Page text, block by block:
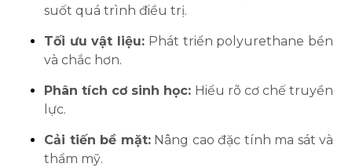
suốt quá trình điều trị.
Tối ưu vật liệu: Phát triển polyurethane bền
và chắc hơn.
Phân tích cơ sinh học: Hiểu rõ cơ chế truyền
lực.
Cải tiến bề mặt:Nâng cao đặc tính ma sát và
thẩm mỹ.